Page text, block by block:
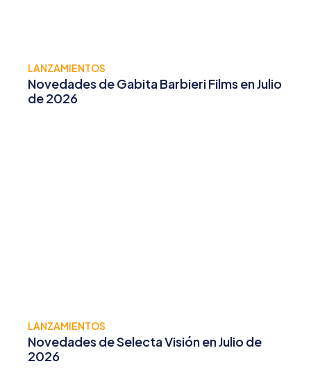
LANZAMIENTOS
Novedades de Gabita Barbieri Films en Julio
de 2026
LANZAMIENTOS
Novedades de Selecta Visión en Julio de
2026